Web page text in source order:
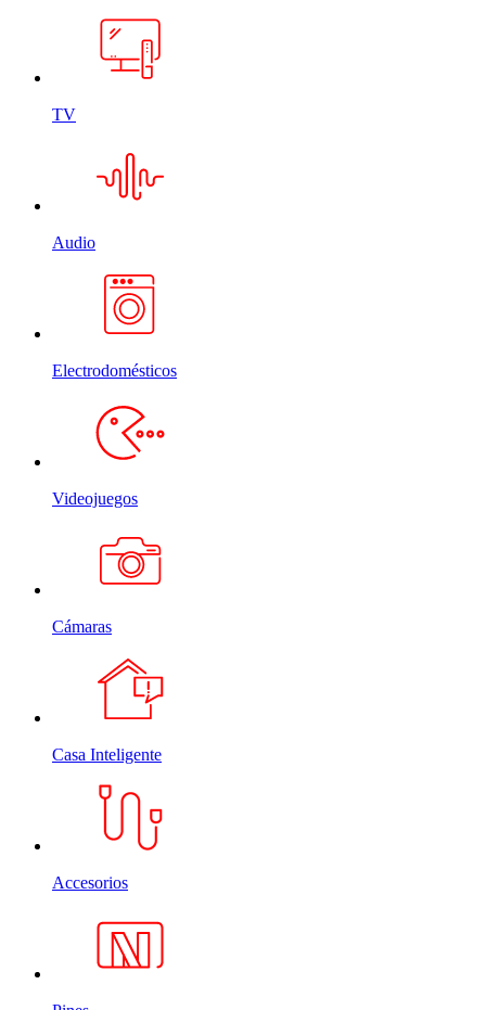
TV
Audio
Electrodomésticos
Videojuegos
Cámaras
Casa Inteligente
Accesorios